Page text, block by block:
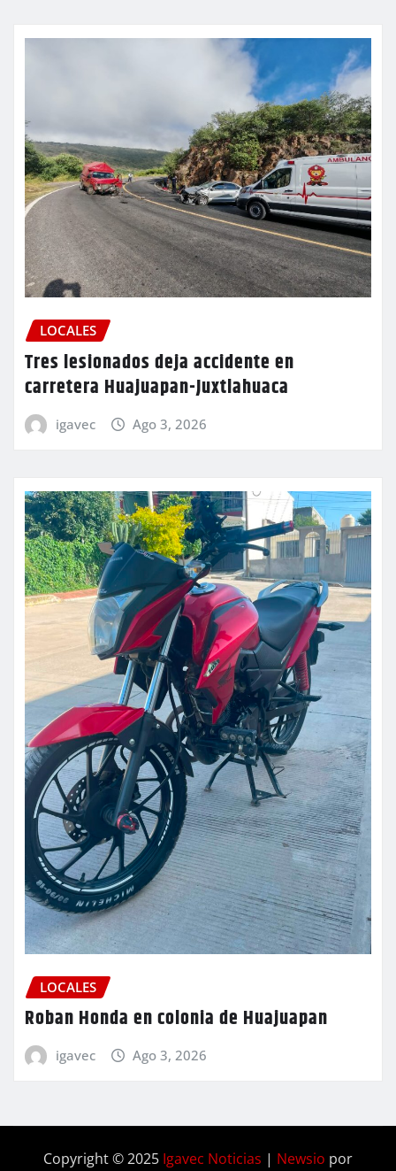
LOCALES
Tres lesionados deja accidente en
carretera Huajuapan-Juxtlahuaca
igavec Ago 3, 2026
LOCALES
Roban Honda en colonia de Huajuapan
igavec Ago 3, 2026
Copyright © 2025 Igavec Noticias | Newsio por